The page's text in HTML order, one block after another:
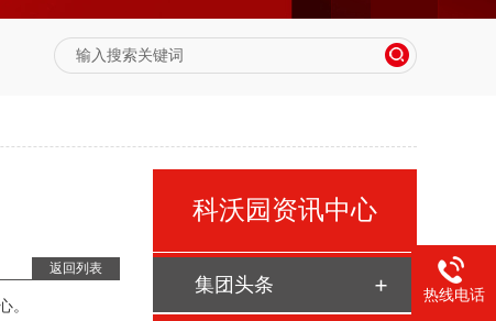
返回列表
。
科沃园资讯中心
集团头条 热线电话